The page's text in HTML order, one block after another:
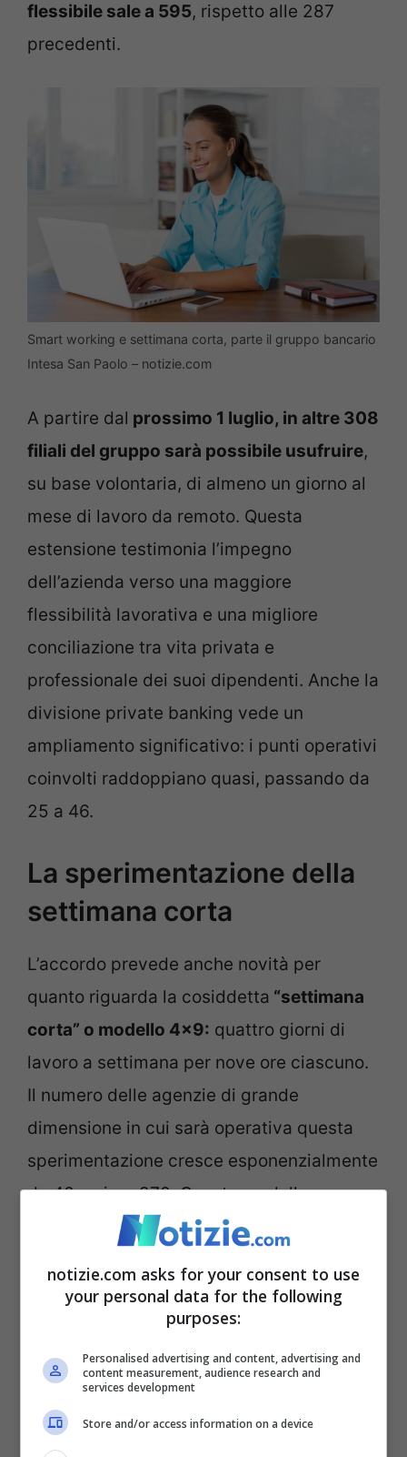
flessibile sale a 595, rispetto alle 287
precedenti.
Smart working e settimana corta, parte il gruppo bancario
Intesa San Paolo – notizie.com
A partire dal prossimo 1 luglio, in altre 308
filiali del gruppo sarà possibile usufruire,
su base volontaria, di almeno un giorno al
mese di lavoro da remoto. Questa
estensione testimonia l’impegno
dell’azienda verso una maggiore
flessibilità lavorativa e una migliore
conciliazione tra vita privata e
professionale dei suoi dipendenti. Anche la
divisione private banking vede un
ampliamento significativo: i punti operativi
coinvolti raddoppiano quasi, passando da
25 a 46.
La sperimentazione della
settimana corta
L’accordo prevede anche novità per
quanto riguarda la cosiddetta “settimana
corta” o modello 4×9: quattro giorni di
lavoro a settimana per nove ore ciascuno.
Il numero delle agenzie di grande
dimensione in cui sarà operativa questa
sperimentazione cresce esponenzialmente
da 40 a circa 270. Questo modello
lavorativo mira non solo a offrire maggiore
aumentare la produttività mantenendo alto
il livello del servizio offerto ai clienti.
notizie.com asks for your consent to use
your personal data for the following
purposes:
Personalised advertising and content, advertising and
content measurement, audience research and
services development
Store and/or access information on a device